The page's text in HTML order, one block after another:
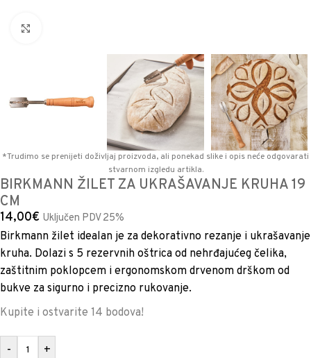
*Trudimo se prenijeti doživljaj proizvoda, ali ponekad slike i opis neće odgovarati
stvarnom izgledu artikla.
BIRKMANN ŽILET ZA UKRAŠAVANJE KRUHA 19
CM
14,00€ Uključen PDV 25%
Birkmann žilet idealan je za dekorativno rezanje i ukrašavanje
kruha. Dolazi s 5 rezervnih oštrica od nehrđajućeg čelika,
zaštitnim poklopcem i ergonomskom drvenom drškom od
bukve za sigurno i precizno rukovanje.
Kupite i ostvarite 14 bodova!
- +